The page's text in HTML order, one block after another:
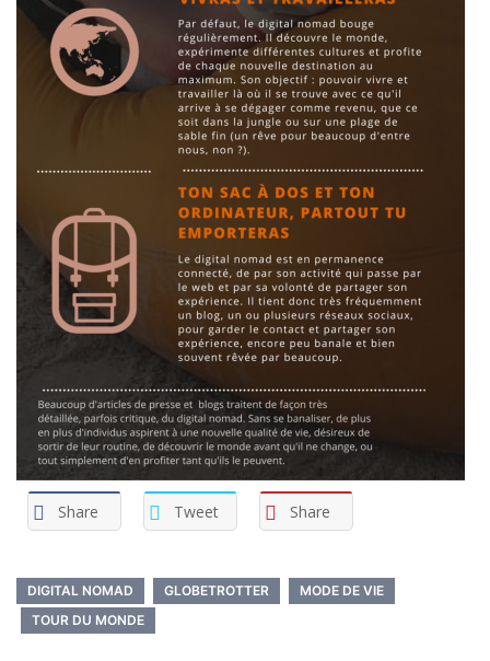
Share Tweet Share
DIGITAL NOMAD GLOBETROTTER
MODE DE VIE
TOUR DU MONDE